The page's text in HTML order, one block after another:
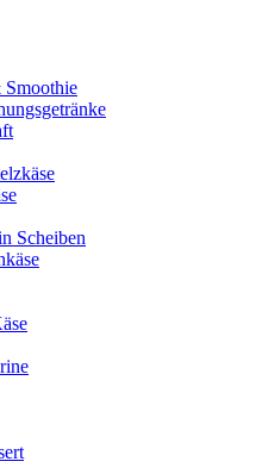
Smoothie
Scheiben